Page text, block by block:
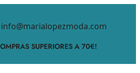
info@marialopezmoda.com
SUPERIORES A 70€!